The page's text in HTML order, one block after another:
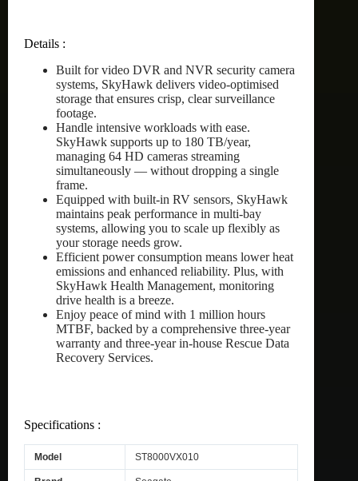
Details :
Built for video DVR and NVR security camera
systems, SkyHawk delivers video-optimised
storage that ensures crisp, clear surveillance
footage.
Handle intensive workloads with ease.
SkyHawk supports up to 180 TB/year,
managing 64 HD cameras streaming
simultaneously — without dropping a single
frame.
Equipped with built-in RV sensors, SkyHawk
maintains peak performance in multi-bay
systems, allowing you to scale up flexibly as
your storage needs grow.
Efficient power consumption means lower heat
emissions and enhanced reliability. Plus, with
SkyHawk Health Management, monitoring
drive health is a breeze.
Enjoy peace of mind with 1 million hours
MTBF, backed by a comprehensive three-year
warranty and three-year in-house Rescue Data
Recovery Services.
Specifications :
Model ST8000VX010